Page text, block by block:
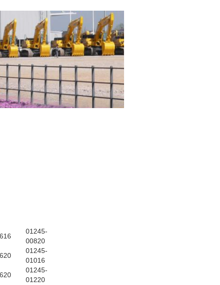
01245-
00820
01245-
01016
01245-
01220